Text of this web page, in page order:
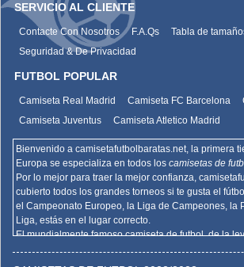
SERVICIO AL CLIENTE
Contacte Con Nosotros F.A.Qs
Tabla de
Seguridad & De Privacidad
FUTBOL POPULAR
Camiseta Real Madrid Camiseta FC Barcelona
Camiseta Juventus
Camiseta Atletico Madrid
Bienvenido a camisetafutbolbaratas.net, la primera
Europa se especializa en todos los camisetas de
Por lo mejor para traer la mejor confianza,
cubierto todos los grandes torneos si te gusta el
el Campeonato Europeo, la Liga de Campeones, la
Liga, estás en el lugar correcto.
El mundialmente famoso camiseta de futbol, de la